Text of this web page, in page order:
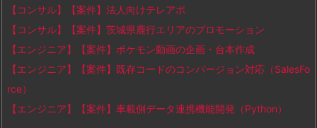
【コンサル】【案件】法人向けテレアポ
【コンサル】【案件】茨城県鹿行エリアのプロモーション
【エンジニア】【案件】ポケモン動画の企画・台本作成
【エンジニア】【案件】既存コードのコンバージョン対応（SalesFo
rce）
【エンジニア】【案件】車載側データ連携機能開発（Python）